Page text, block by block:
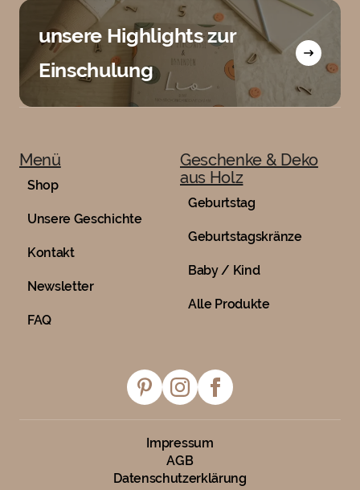
unsere Highlights zur
Einschulung
Menü
Shop
Unsere Geschichte
Kontakt
Newsletter
FAQ
Geschenke & Deko
aus Holz
Geburtstag
Geburtstagskränze
Baby / Kind
Alle Produkte
Impressum
AGB
Datenschutzerklärung